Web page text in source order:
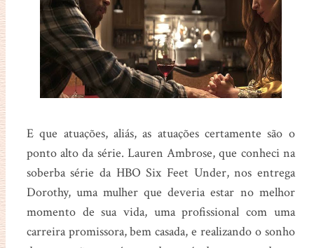
E que atuações, aliás, as atuações certamente são o
ponto alto da série. Lauren Ambrose, que conheci na
soberba série da HBO Six Feet Under, nos entrega
Dorothy, uma mulher que deveria estar no melhor
momento de sua vida, uma profissional com uma
carreira promissora, bem casada, e realizando o sonho